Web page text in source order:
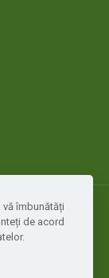
îmbunătăți
de acord